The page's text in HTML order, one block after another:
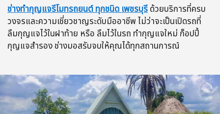
ช่างทำกุญแจรีโมทรถยนต์ ทุกชนิด เพชรบุรีด้วยบริการที่ครบ
วงจรและความเชี่ยวชาญระดับมืออาชีพ ไม่ว่าจะเป็นเปิดรถที่
ลืมกุญแจไว้ในฝาท้าย หรือ ลืมไว้ในรถ ทำกุญแจใหม่ ก็อปปี้
กุญแจสำรอง ช่างมอสรับจบให้คุณได้ทุกสถานการณ์